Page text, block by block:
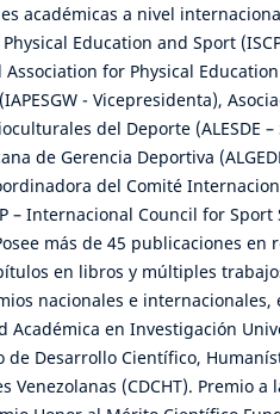
académicas a nivel
Education and Sport
for Physical
- Vicepresidenta),
del Deporte (ALESDE
de Gerencia Deportiva
del Comité
– Internacional Council for Sport
más de 45 publicaciones en
en libros y múltiples
nacionales e internacionales,
Académica en Investigación
de Desarrollo Científico,
Venezolanas (CDCHT). Premio a